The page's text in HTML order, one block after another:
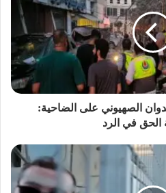
الصهيوني على الضاحية:
الحق في الرد